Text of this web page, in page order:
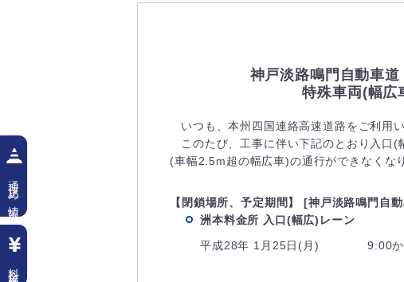
神戸淡路鳴門自動車
特殊車両(幅広
いつも、本州四国連絡高速道路をご利用
このたび、工事に伴い下記のとおり入口
(車幅2.5m超の幅広車)の通行ができなくな
【閉鎖場所、予定期間】 [神戸淡路鳴門自
洲本料金所 入口(幅広)レーン
平成28年 1月25日(月)
9:00
通行止め情報
料金検索